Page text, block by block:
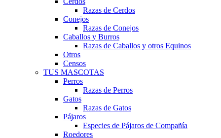
Razas de Cerdos
Conejos
Razas de Conejos
Caballos y Burros
Razas de Caballos y otros Equinos
Otros
Censos
TUS MASCOTAS
Perros
Razas de Perros
Gatos
Razas de Gatos
Pájaros
Especies de Pájaros de Compañía
Roedores